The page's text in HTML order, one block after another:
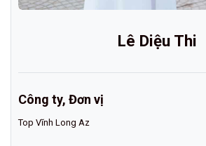
Lê Diệu Thi
Công ty, Đơn vị
Top Vĩnh Long Az